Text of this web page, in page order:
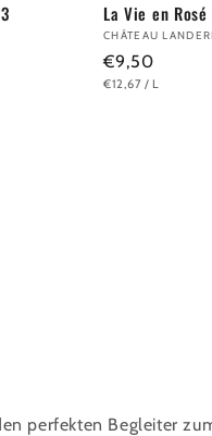
La Vie en
Anbieter:
CHÂTEAU
Normaler
Preis
€9,50
GRUNDPREIS
€12,67 / PRO
L
perfekten Begleiter